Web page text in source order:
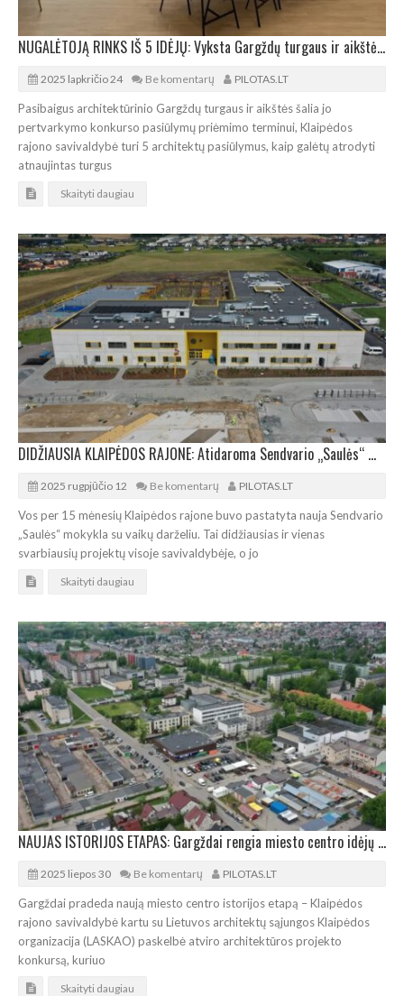
NUGALĖTOJĄ RINKS IŠ 5 IDĖJŲ: Vyksta Gargždų turgaus ir aikštės šalia jo architektūros konkursas
2025 lapkričio 24 Be komentarų PILOTAS.LT
Pasibaigus architektūrinio Gargždų turgaus ir aikštės šalia jo
pertvarkymo konkurso pasiūlymų priėmimo terminui, Klaipėdos
rajono savivaldybė turi 5 architektų pasiūlymus, kaip galėtų atrodyti
atnaujintas turgus
Skaityti daugiau
DIDŽIAUSIA KLAIPĖDOS RAJONE: Atidaroma Sendvario „Saulės“ mokykla su vaikų darželiu
2025 rugpjūčio 12 Be komentarų PILOTAS.LT
Vos per 15 mėnesių Klaipėdos rajone buvo pastatyta nauja Sendvario
„Saulės“ mokykla su vaikų darželiu. Tai didžiausias ir vienas
svarbiausių projektų visoje savivaldybėje, o jo
Skaityti daugiau
NAUJAS ISTORIJOS ETAPAS: Gargždai rengia miesto centro idėjų konkursą
2025 liepos 30 Be komentarų PILOTAS.LT
Gargždai pradeda naują miesto centro istorijos etapą – Klaipėdos
rajono savivaldybė kartu su Lietuvos architektų sąjungos Klaipėdos
organizacija (LASKAO) paskelbė atviro architektūros projekto
konkursą, kuriuo
Skaityti daugiau